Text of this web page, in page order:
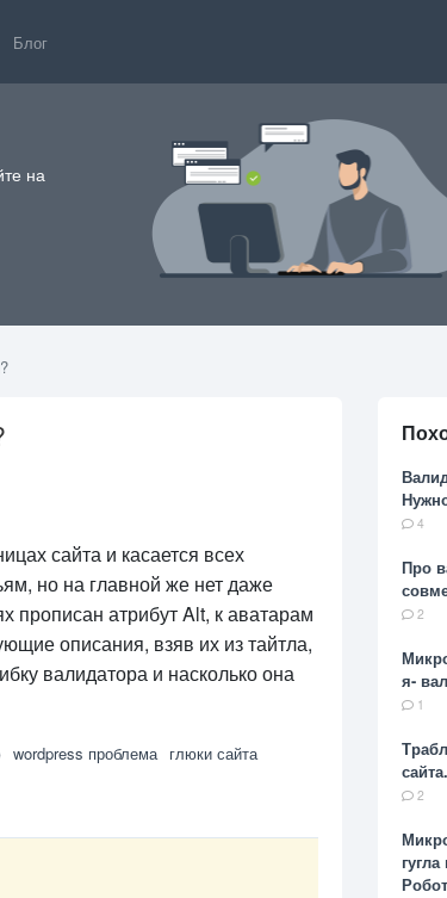
Блог
на
сайта и касается всех
но на главной же нет даже
прописан атрибут Alt, к аватарам
описания, взяв их из тайтла,
валидатора и насколько она
wordpress проблема глюки сайта
4
Про
2
я-
1
2